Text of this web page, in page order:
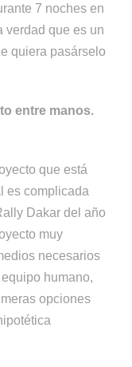
7 noches en
verdad que es un
quiera pasárselo
entre manos.
que está
es complicada
Dakar del año
muy
necesarios
humano,
opciones